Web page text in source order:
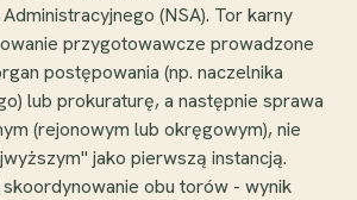
(NSA). Tor karny
przygotowawcze prowadzone
postępowania (np. naczelnika
lub prokuraturę, a następnie sprawa
(rejonowym lub okręgowym), nie
jako pierwszą instancją.
obu torów - wynik